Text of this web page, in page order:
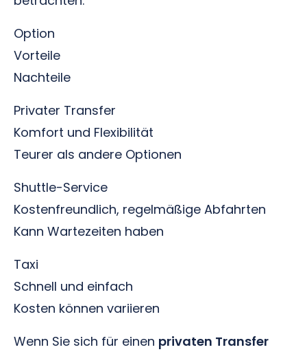
Option
Vorteile
Nachteile
Privater Transfer
Komfort und Flexibilität
Teurer als andere Optionen
Shuttle-Service
Kostenfreundlich, regelmäßige Abfahrten
Kann Wartezeiten haben
Taxi
Schnell und einfach
Kosten können variieren
Wenn Sie sich für einen privaten Transfer